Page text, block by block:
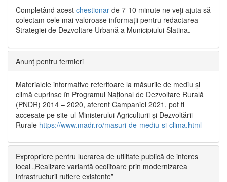
Completând acest chestionar de 7-10 minute ne veți ajuta să
colectam cele mai valoroase informații pentru redactarea
Strategiei de Dezvoltare Urbană a Municipiului Slatina.
Anunț pentru fermieri
Materialele informative referitoare la măsurile de mediu și
climă cuprinse în Programul Național de Dezvoltare Rurală
(PNDR) 2014 – 2020, aferent Campaniei 2021, pot fi
accesate pe site-ul Ministerului Agriculturii și Dezvoltării
Rurale https://www.madr.ro/masuri-de-mediu-si-clima.html
Expropriere pentru lucrarea de utilitate publică de interes
local „Realizare variantă ocolitoare prin modernizarea
infrastructurii rutiere existente”